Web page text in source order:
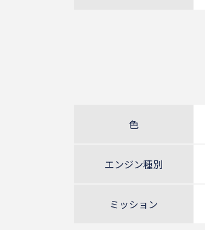
色
エンジン種別
ミッション